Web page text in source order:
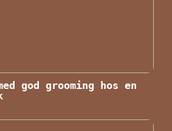
god grooming hos en